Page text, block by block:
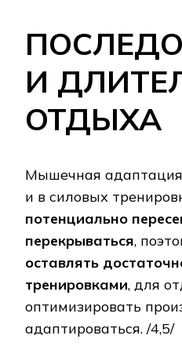
И
ОТДЫХА
Мышечная адаптация
и в силовых
потенциально
перекрываться,
оставлять
тренировками, для
оптимизировать
адаптироваться. /4,5/